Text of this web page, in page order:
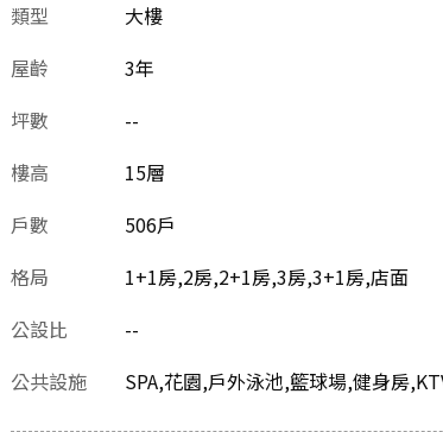
類型
大樓
屋齡
3年
坪數
--
樓高
15層
戶數
506戶
格局
1+1房,2房,2+1房,3房,3+1房,店面
公設比
--
公共設施 SPA,花園,戶外泳池,籃球場,健身房